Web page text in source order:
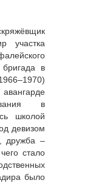
участка
в
в
школой
девизом
дружба –
стало
было